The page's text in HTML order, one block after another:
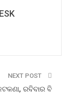
NEXT POST
ରବିବାର ବି